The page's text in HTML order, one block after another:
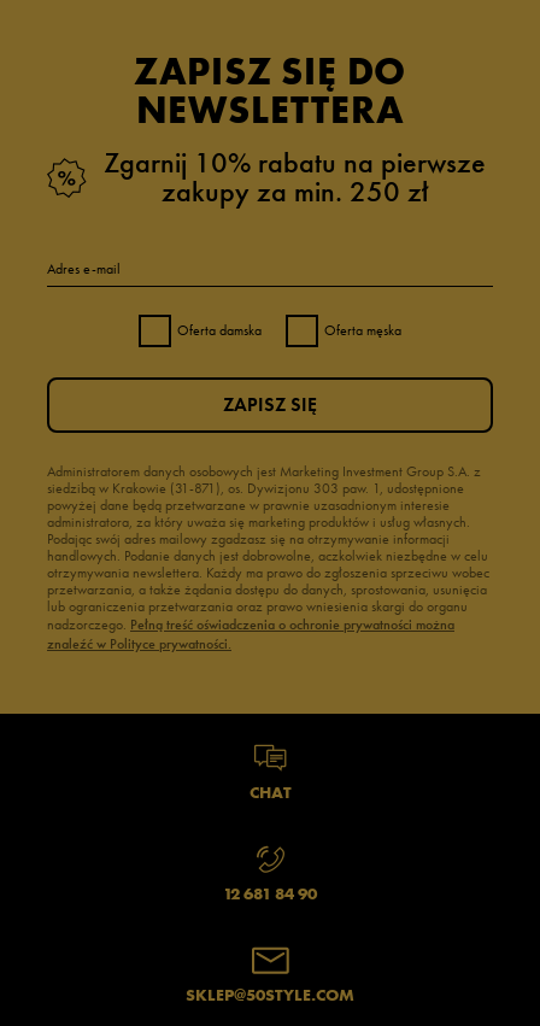
ZAPISZ SIĘ DO
NEWSLETTERA
Zgarnij 10% rabatu na pierwsze
zakupy za min. 250 zł
Adres e-mail
Oferta damska Oferta męska
Administratorem danych osobowych jest Marketing Investment Group S.A. z
siedzibą w Krakowie (31-871), os. Dywizjonu 303 paw. 1, udostępnione
powyżej dane będą przetwarzane w prawnie uzasadnionym interesie
administratora, za który uważa się marketing produktów i usług własnych.
Podając swój adres mailowy zgadzasz się na otrzymywanie informacji
handlowych. Podanie danych jest dobrowolne, aczkolwiek niezbędne w celu
otrzymywania newslettera. Każdy ma prawo do zgłoszenia sprzeciwu wobec
przetwarzania, a także żądania dostępu do danych, sprostowania, usunięcia
lub ograniczenia przetwarzania oraz prawo wniesienia skargi do organu
nadzorczego. Pełną treść oświadczenia o ochronie prywatności można
znaleźć w Polityce prywatności.
ZAPISZ SIĘ
CHAT
12 681 84 90
SKLEP@50STYLE.COM